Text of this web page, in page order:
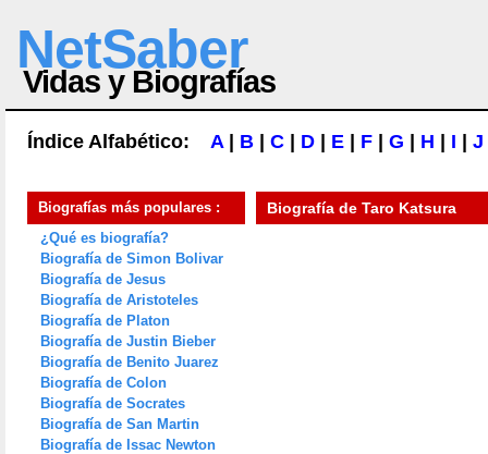
NetSaber
Vidas y Biografías
Índice Alfabético: A| B C D E F G H I J
Biografías más populares :
¿Qué es biografía?
Biografía de Simon Bolivar
Biografía de Jesus
Biografía de Aristoteles
Biografía de Platon
Biografía de Justin Bieber
Biografía de Benito Juarez
Biografía de Colon
Biografía de Socrates
Biografía de San Martin
Biografía de Issac Newton
Biografía de Taro Katsura